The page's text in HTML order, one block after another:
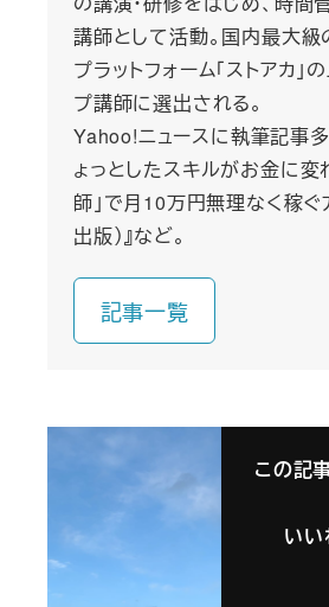
講師として活動。国内最大級
プラットフォーム「ストアカ」
プ講師に選出される。
Yahoo!ニュースに執筆記事多
ょっとしたスキルがお金に変
師」で月10万円無理なく稼ぐ
出版）』など。
記事一覧
この記
いい